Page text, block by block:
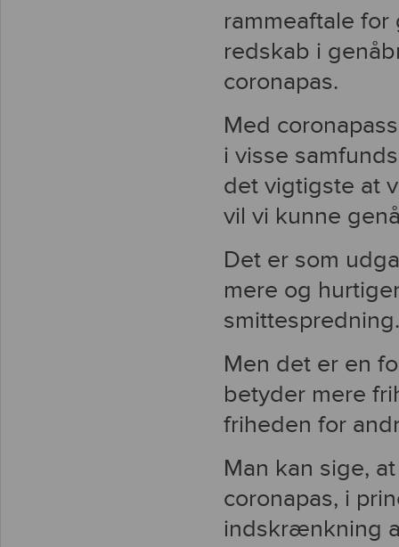
rammeaftale
redskab i
coronapas.
Med
i visse
det vigtigste at
vil vi kunne
Det er som
mere og
smittespredning.
Men det er en
betyder mere
friheden for
Man kan sige,
coronapas, i
indskrænkning